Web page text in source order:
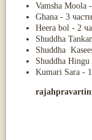
Vamsha Moola
Ghana - 3 части
Heera bol - 2
Shuddha
Shuddha
Shuddha Hingu
Kumari Sara - 1